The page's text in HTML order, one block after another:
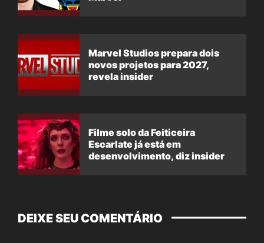
Marvel Studios prepara dois
novos projetos para 2027,
revela insider
Filme solo da Feiticeira
Escarlate já está em
desenvolvimento, diz insider
DEIXE SEU COMENTÁRIO